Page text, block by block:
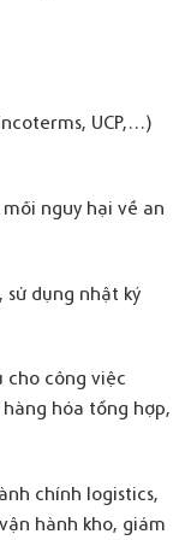
UCP,…)
nguy hại về an
dụng nhật ký
cho công việc
hóa tổng hợp,
chính logistics,
hành kho, giám